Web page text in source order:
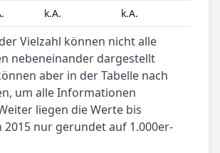
k.A. k.A.
Vielzahl können nicht alle
nebeneinander dargestellt
aber in der Tabelle nach
um alle Informationen
liegen die Werte bis
2015 nur gerundet auf 1.000er-